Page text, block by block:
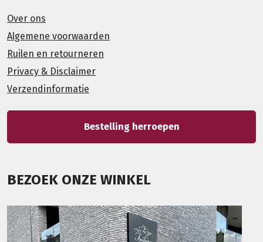
Over ons
Algemene voorwaarden
Ruilen en retourneren
Privacy & Disclaimer
Verzendinformatie
Bestelling herroepen
BEZOEK ONZE WINKEL